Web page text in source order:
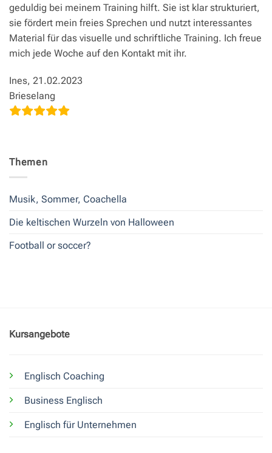
geduldig bei meinem Training hilft. Sie ist klar strukturiert,
sie fördert mein freies Sprechen und nutzt interessantes
Material für das visuelle und schriftliche Training. Ich freue
mich jede Woche auf den Kontakt mit ihr.
Ines, 21.02.2023
Brieselang
Themen
Musik, Sommer, Coachella
Die keltischen Wurzeln von Halloween
Football or soccer?
Kursangebote
Englisch Coaching
Business Englisch
Englisch für Unternehmen